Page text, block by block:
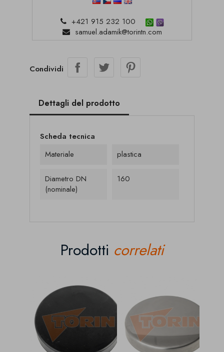
+421 915 232 100
samuel.adamik@torintn.com
Condividi
Dettagli del prodotto
Scheda tecnica
Materiale
plastica
Diametro DN
(nominale)
160
Prodotti correlati